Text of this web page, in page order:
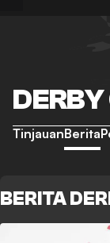
TinjauanBerita
BERITA